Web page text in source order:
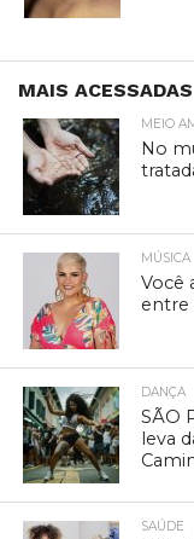
MAIS ACESSADAS
MEIO
No
MÚSICA
Você
entre
DANÇA
SÃO
leva
SAÚDE